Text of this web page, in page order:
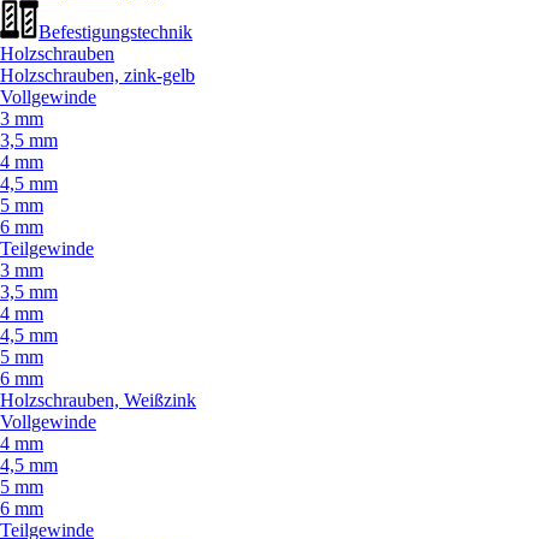
Befestigungstechnik
Holzschrauben
Holzschrauben, zink-gelb
Vollgewinde
3 mm
3,5 mm
4 mm
4,5 mm
5 mm
6 mm
Teilgewinde
3 mm
3,5 mm
4 mm
4,5 mm
5 mm
6 mm
Holzschrauben, Weißzink
Vollgewinde
4 mm
4,5 mm
5 mm
6 mm
Teilgewinde